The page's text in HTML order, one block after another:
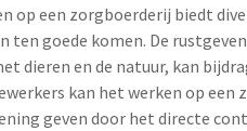
op een zorgboerderij biedt
ten goede komen. De
dieren en de natuur, kan
kan het werken op
geven door het directe